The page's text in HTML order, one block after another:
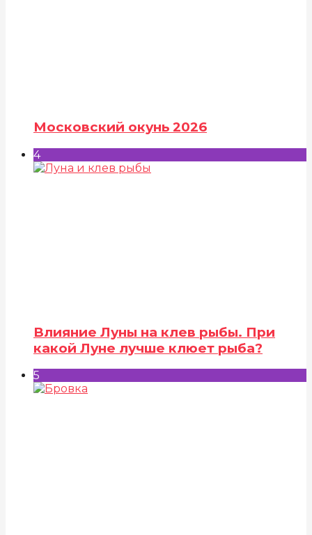
Московский окунь 2026
4
Влияние Луны на клев рыбы. При
какой Луне лучше клюет рыба?
5